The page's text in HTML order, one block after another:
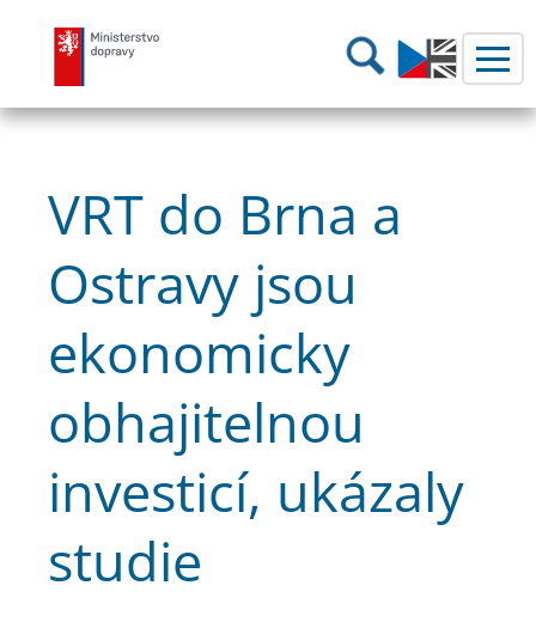
Ministerstvo dopravy Hledání
VRT do Brna a
Ostravy jsou
ekonomicky
obhajitelnou
investicí, ukázaly
studie